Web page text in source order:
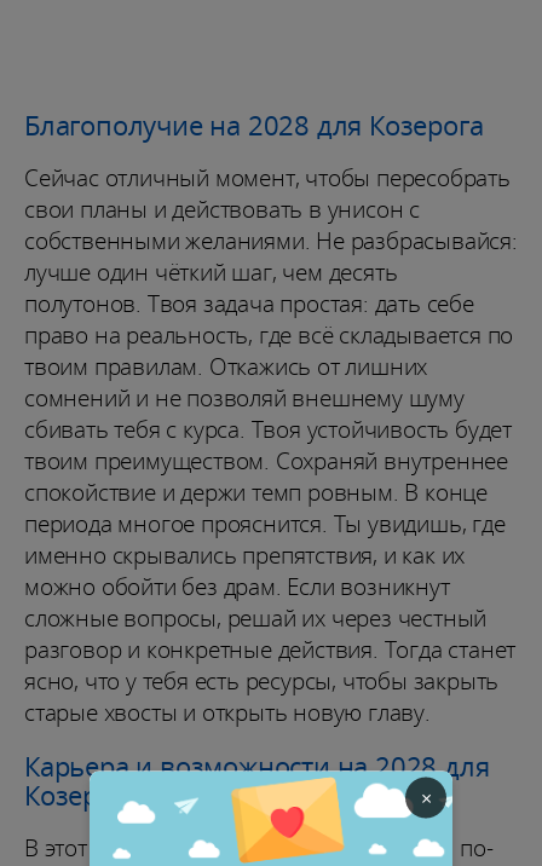
Благополучие на 2028 для Козерога
Сейчас отличный момент, чтобы пересобрать
свои планы и действовать в унисон с
собственными желаниями. Не разбрасывайся:
лучше один чёткий шаг, чем десять
полутонов. Твоя задача простая: дать себе
право на реальность, где всё складывается по
твоим правилам. Откажись от лишних
сомнений и не позволяй внешнему шуму
сбивать тебя с курса. Твоя устойчивость будет
твоим преимуществом. Сохраняй внутреннее
спокойствие и держи темп ровным. В конце
периода многое прояснится. Ты увидишь, где
именно скрывались препятствия, и как их
можно обойти без драм. Если возникнут
сложные вопросы, решай их через честный
разговор и конкретные действия. Тогда станет
ясно, что у тебя есть ресурсы, чтобы закрыть
старые хвосты и открыть новую главу.
Карьера и возможности на 2028 для
Козерога
В этот год тебе важно подойти к задачам по-
×